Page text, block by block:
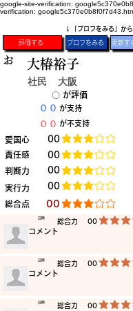
google-site-verification:
verification:
​↓「プロフをみる」から
評価する プロフをみる 更新す
お 大椿裕子
社民 大阪
​〇​
​００
​愛国心 ​00
​００
​が評価
​責任感 ​00
​判断力 ​00
​実行力 ​00
​が支持
​が不支持
平均評価 3 /5
平均評価 3 /5
平均評価 3 /5
平均評価 3 /5
​総合点 ​00 平均評価 3 /5
​総合力 00 平均評価 3 /5
​日時
​コメント
​総合力 00 平均評価 3 /5
​日時
​コメント
​総合力 00 平均評価 3 /5
​日時